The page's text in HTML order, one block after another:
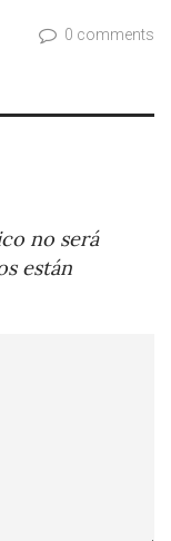
0 comments
no será
están